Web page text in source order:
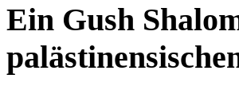
Ein Gush